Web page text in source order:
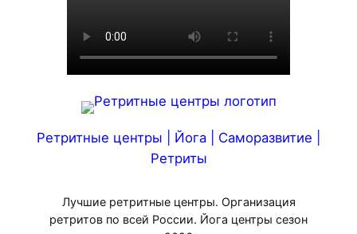
Ретритные центры | Йога | Саморазвитие |
Ретриты
Лучшие ретритные центры. Организация
ретритов по всей России. Йога центры сезон